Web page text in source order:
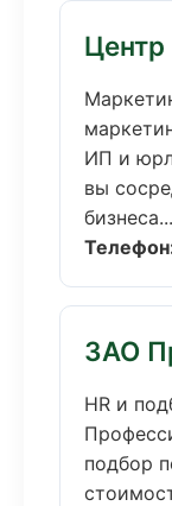
Центр
ИП и
вы
ЗАО
HR и
подбор